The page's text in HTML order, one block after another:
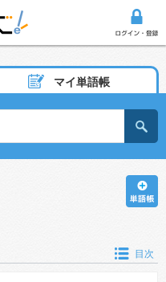
マイ単語帳
目次